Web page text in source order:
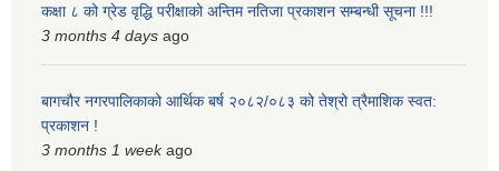
कक्षा ८ को ग्रेड वृद्धि परीक्षाको अन्तिम नतिजा प्रकाशन सम्बन्धी सूचना !!!
3 months 4 days ago
बागचौर नगरपालिकाको आर्थिक बर्ष २०८२/०८३ को तेश्रो त्रैमाशिक स्वत:
प्रकाशन !
3 months 1 weekago